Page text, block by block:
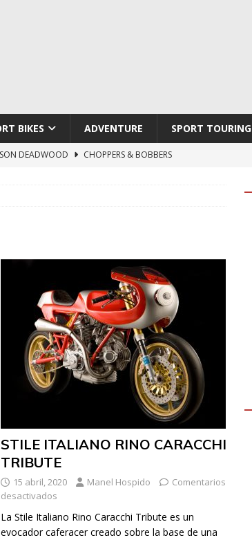
BIKES ADVENTURE SPORT TOURING
DEADWOOD
CHOPPERS & BOBBERS
STILE ITALIANO RINO CARACCHI
TRIBUTE
15 abril, 2020 Manel Hospido
Comentarios
desactivados
La Stile Italiano Rino Caracchi Tribute es un
evocador caferacer creado sobre la base de una